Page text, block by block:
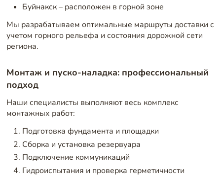
Буйнакск – расположен в горной зоне
Мы разрабатываем оптимальные маршруты доставки с
учетом горного рельефа и состояния дорожной сети
региона.
Монтаж и пуско-наладка: профессиональный
подход
Наши специалисты выполняют весь комплекс
монтажных работ:
Подготовка фундамента и площадки
Сборка и установка резервуара
Подключение коммуникаций
Гидроиспытания и проверка герметичности